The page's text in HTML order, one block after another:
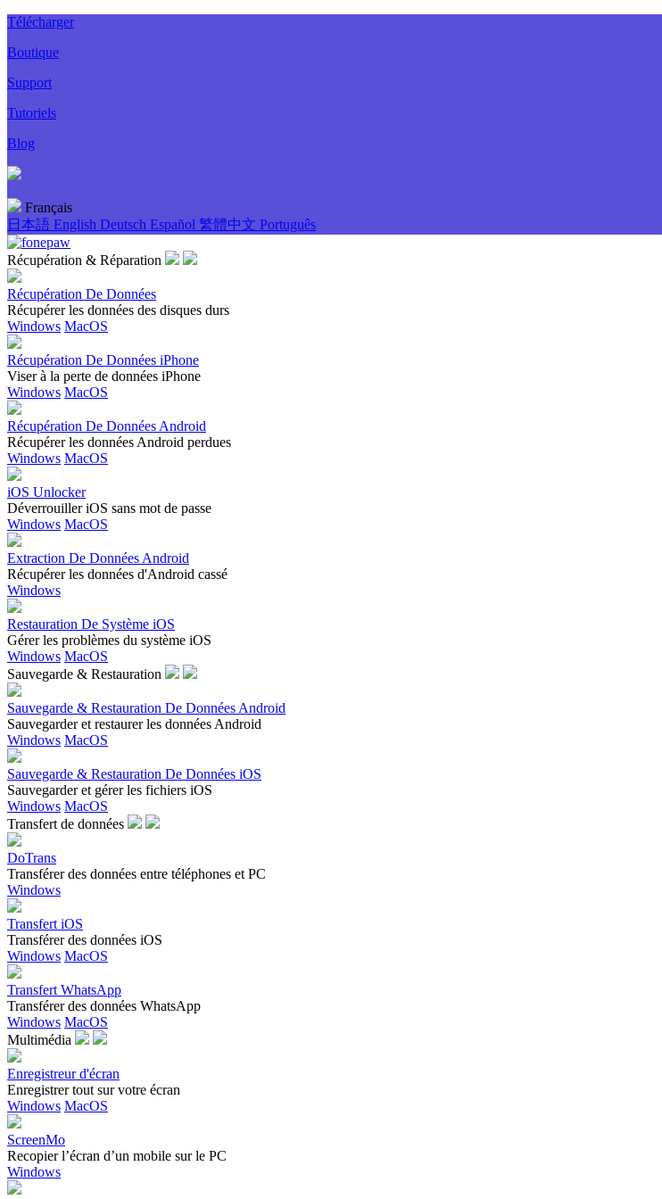
Télécharger
Boutique
Support
Tutoriels
Blog
Français
日本語 English Deutsch Español 繁體中文 Português
Récupération & Réparation
Récupération De Données
Récupérer les données des disques durs
Windows MacOS
Récupération De Données iPhone
Viser à la perte de données iPhone
Windows MacOS
Récupération De Données Android
Récupérer les données Android perdues
Windows MacOS
iOS Unlocker
Déverrouiller iOS sans mot de passe
Windows MacOS
Extraction De Données Android
Récupérer les données d'Android cassé
Windows
Restauration De Système iOS
Gérer les problèmes du système iOS
Windows MacOS
Sauvegarde & Restauration
Sauvegarde & Restauration De Données Android
Sauvegarder et restaurer les données Android
Windows MacOS
Sauvegarde & Restauration De Données iOS
Sauvegarder et gérer les fichiers iOS
Windows MacOS
Transfert de données
DoTrans
Transférer des données entre téléphones et PC
Windows
Transfert iOS
Transférer des données iOS
Windows MacOS
Transfert WhatsApp
Transférer des données WhatsApp
Windows MacOS
Multimédia
Enregistreur d'écran
Enregistrer tout sur votre écran
Windows MacOS
ScreenMo
Recopier l’écran d’un mobile sur le PC
Windows